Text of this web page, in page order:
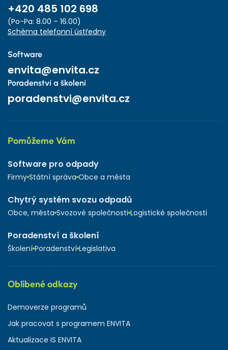
+420 485 102 698
(Po-Pa: 8.00 – 16.00)
Schéma telefonní ústředny
Software
envita@envita.cz
Poradenství a školení
poradenstvi@envita.cz
Pomůžeme Vám
Software pro odpady
Firmy Státní správa Obce a města
Chytrý systém svozu odpadů
Obce, města Svozové společnosti Logistické společnosti
Poradenství a školení
Školení Poradenství Legislativa
Oblíbené odkazy
Demoverze programů
Jak pracovat s programem ENVITA
Aktualizace IS ENVITA